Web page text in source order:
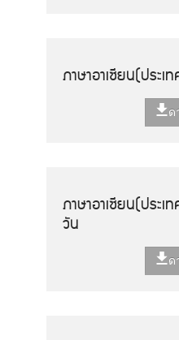
ภาษาอาเซียน(ประเ
ด
ภาษาอาเซียน(ประเ
วัน
ด